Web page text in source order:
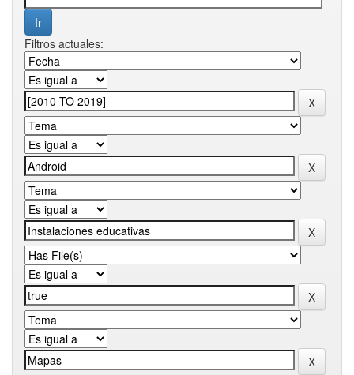
Filtros actuales: